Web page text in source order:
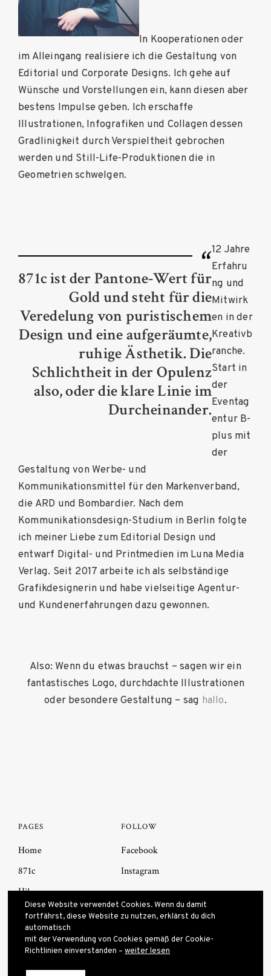
In Kooperationen oder
im Alleingang realisiere ich die Gestaltung von
Editorial und Corporate Designs. Ich gehe auf
Wünsche und Vorstellungen ein, kann diesen aber
bestens Impulse geben. Ich erschaffe
Illustrationen, Infografiken und Collagen dessen
Gradlinigkeit durch Verspieltheit gebrochen
werden und Still-Life-Produktionen die in
Geometrien schwelgen.
871c ist der Pantone-Wert für
Gold und steht für die
Veredelung von puristischem
Design und eine aufgeräumte,
ruhige Ästhetik. Die
Schlichtheit in der Opulenz
also, oder die klare Linie im
Durcheinander.
12 Jahre
Erfahru
ng und
Mitwirk
en in der
Kreativb
ranche.
Start in
der
Eventag
entur B-
plus mit
der
Gestaltung von Werbe- und
Kommunikationsmittel für den Markenverband,
die ARD und Bombardier. Nach dem
Kommunikationsdesign-Studium in Berlin folgte
ich meiner Liebe zum Editorial Design und
entwarf Digital- und Printmedien im Luna Media
Verlag. Seit 2017 arbeite ich als selbständige
Grafikdesignerin und habe vielseitige Agentur-
und Kundenerfahrungen dazu gewonnen.
Also: Wenn du etwas brauchst – sagen wir ein
fantastisches Logo, durchdachte Illustrationen
oder besondere Gestaltung – sag hallo.
PAGES
Home
871c
Hi!
Impressum
FOLLOW
Facebook
Instagram
Diese Website verwendet Cookies. Wenn du damit
fortfährst, diese Website zu nutzen, erklärst du dich
automatisch
mit der Verwendung von Cookies gemäß der Cookie-
Richtlinien einverstanden –weiter lesen